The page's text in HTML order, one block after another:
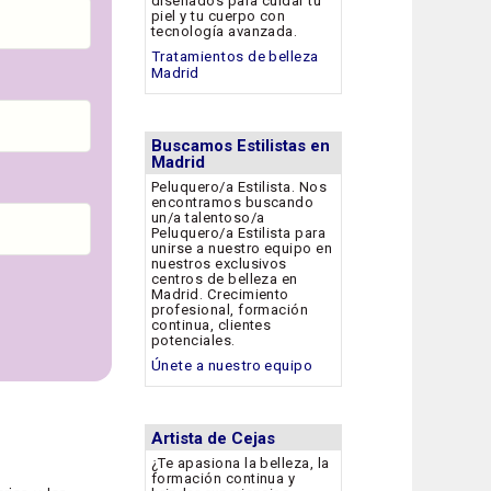
piel y tu cuerpo con
tecnología avanzada.
Tratamientos de belleza
Madrid
Buscamos Estilistas en
Madrid
Peluquero/a Estilista. Nos
encontramos buscando
un/a talentoso/a
Peluquero/a Estilista para
unirse a nuestro equipo en
nuestros exclusivos
centros de belleza en
Madrid. Crecimiento
profesional, formación
continua, clientes
potenciales.
Únete a nuestro equipo
Artista de Cejas
¿Te apasiona la belleza, la
formación continua y